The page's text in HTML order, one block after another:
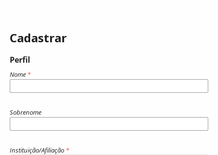
Cadastrar
Perfil
Nome *
Sobrenome
Instituição/Afiliação *